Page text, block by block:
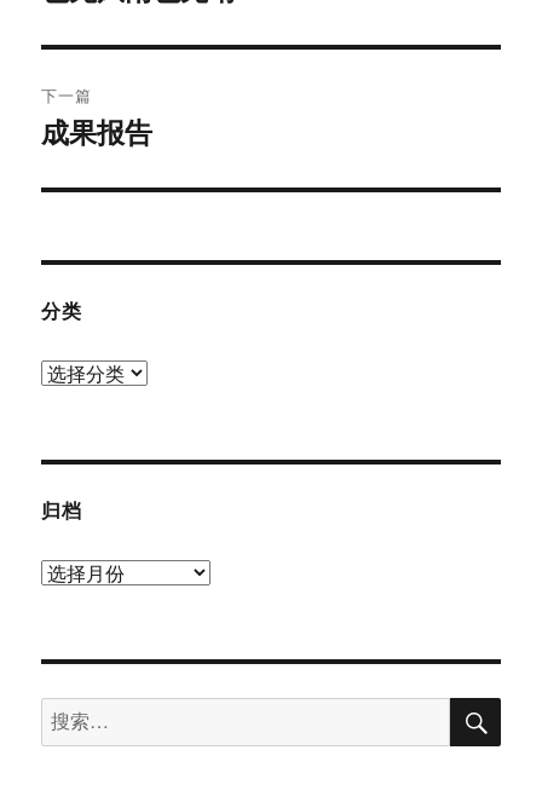
航
章：
下一篇
下
成果报告
分类
分
归档
归
搜
索：
搜